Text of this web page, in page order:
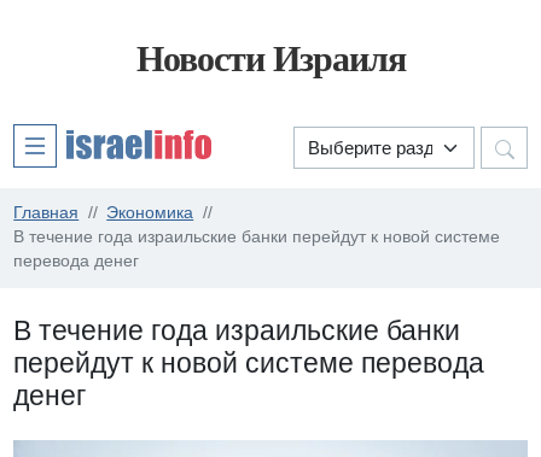
Новости Израиля
Главная
Экономика
В течение года израильские банки перейдут к новой системе
перевода денег
В течение года израильские банки
перейдут к новой системе перевода
денег